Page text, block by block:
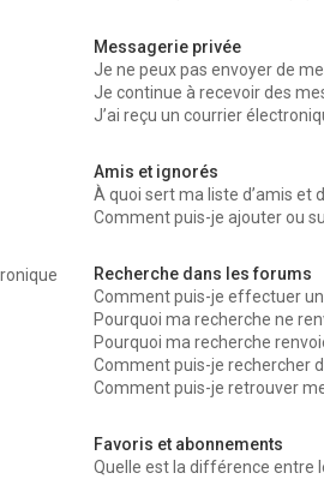
Messagerie privée
Je ne peux pas envoyer de
Je continue à recevoir des
J’ai reçu un courrier
Amis et ignorés
À quoi sert ma liste d’amis et
Comment puis-je ajouter ou
Recherche dans les forums
Comment puis-je effectuer
Pourquoi ma recherche ne
Pourquoi ma recherche
Comment puis-je rechercher
Comment puis-je retrouver
Favoris et abonnements
Quelle est la différence entre